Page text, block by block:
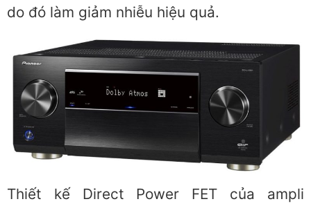
do đó làm giảm nhiễu hiệu quả.
Thiết kế Direct Power FET của ampli